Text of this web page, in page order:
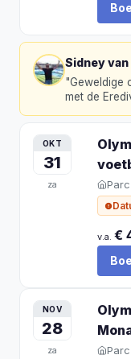
Sidney
"Geweldige
met de
OKT
31
za
v.a. €
NOV
28
za